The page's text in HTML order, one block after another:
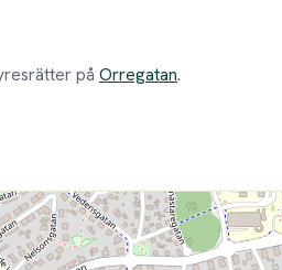
på Orregatan.